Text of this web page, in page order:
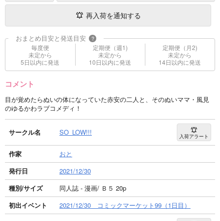
再入荷を通知する
おまとめ目安と発送目安 ?
毎度便
未定から
5日以内に発送
定期便（週1)
未定から
10日以内に発送
定期便（月2)
未定から
14日以内に発送
コメント
目が覚めたらぬいの体になっていた赤安の二人と、そのぬいママ・風見
のゆるかわラブコメディ！
サークル名 SO_LOW!!! 入荷アラート
作家
おと
発行日
2021/12/30
種別/サイズ
同人誌 - 漫画/ Ｂ５ 20p
初出イベント
2021/12/30 コミックマーケット99（1日目）